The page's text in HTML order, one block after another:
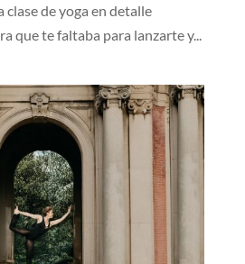
clase de yoga en detalle
que te faltaba para lanzarte y...